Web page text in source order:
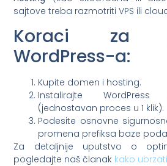
sajtove treba razmotriti VPS ili
Koraci za
WordPress-a:
Kupite domen i hosting.
Instalirajte
(jednostavan proces u 1 klik).
Podesite osnovne
promena prefiksa baze
Za detaljnije uputstvo o
pogledajte naš članak kako